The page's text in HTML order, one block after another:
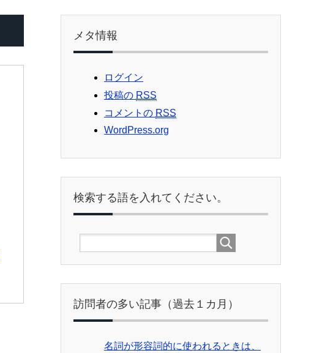
メタ情報
ログイン
投稿の RSS
コメントの RSS
WordPress.org
検索する語を入れてください。
訪問者の多い記事（過去１カ月）
名詞が形容詞的に使われるときは、